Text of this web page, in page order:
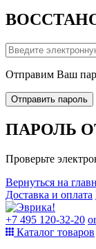
Отправим Ваш
Отправить пароль
ПАРОЛЬ
Проверьте
Вернуться на
Доставка и оплата
+7 495 120-32-20
Каталог товаров